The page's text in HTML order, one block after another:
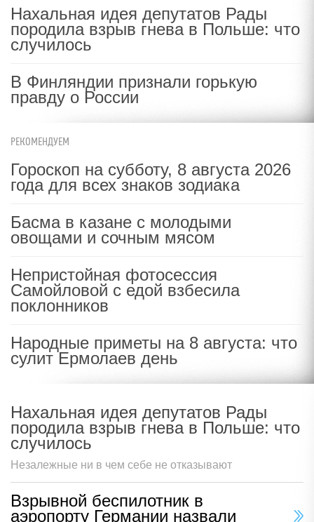
Нахальная идея депутатов Рады
породила взрыв гнева в Польше: что
случилось
В Финляндии признали горькую
правду о России
РЕКОМЕНДУЕМ
Гороскоп на субботу, 8 августа 2026
года для всех знаков зодиака
Басма в казане с молодыми
овощами и сочным мясом
Непристойная фотосессия
Самойловой с едой взбесила
поклонников
Народные приметы на 8 августа: что
сулит Ермолаев день